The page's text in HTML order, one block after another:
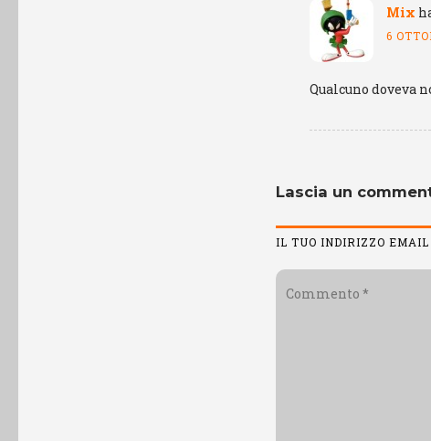
Mix
6
Qualcuno doveva
Lascia un
IL TUO INDIRIZZO EMAIL